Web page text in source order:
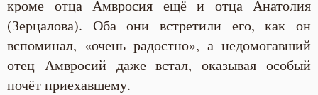
кроме отца Амвросия ещё и отца Анатолия
(Зерцалова). Оба они встретили его, как он
вспоминал, «очень радостно», а недомогавший
отец Амвросий даже встал, оказывая особый
почёт приехавшему.